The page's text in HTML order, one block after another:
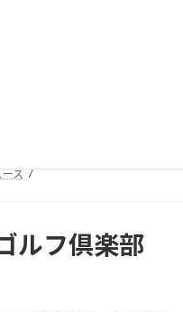
ス
ルフ倶楽部